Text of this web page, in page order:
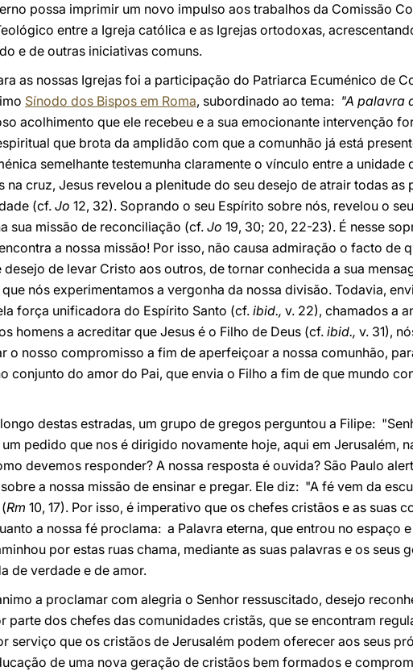
possa imprimir um novo impulso aos trabalhos da Comissão
entre a Igreja católica e as Igrejas ortodoxas,
e de outras iniciativas comuns.
as nossas Igrejas foi a participação do Patriarca Ecuménico de
Sínodo dos Bispos em Roma, subordinado ao tema: "A palavra
acolhimento que ele recebeu e a sua emocionante intervenção
que brota da amplidão com que a comunhão já está
semelhante testemunha claramente o vínculo entre a unidade
na cruz, Jesus revelou a plenitude do seu desejo de atrair todas as
(cf. Jo 12, 32). Soprando o seu Espírito sobre nós, revelou o
sua missão de reconciliação (cf. Jo 19, 30; 20, 22-23). É nesse
a nossa missão! Por isso, não causa admiração o facto de
de levar Cristo aos outros, de tornar conhecida a sua
que nós experimentamos a vergonha da nossa divisão. Todavia,
força unificadora do Espírito Santo (cf. ibid., v. 22), chamados a
homens a acreditar que Jesus é o Filho de Deus (cf. ibid., v. 31),
o nosso compromisso a fim de aperfeiçoar a nossa comunhão,
conjunto do amor do Pai, que envia o Filho a fim de que mundo
destas estradas, um grupo de gregos perguntou a Filipe:
um pedido que nos é dirigido novamente hoje, aqui em Jerusalém,
devemos responder? A nossa resposta é ouvida? São Paulo
a nossa missão de ensinar e pregar. Ele diz: "A fé vem da
Rm 10, 17). Por isso, é imperativo que os chefes cristãos e as suas
a nossa fé proclama: a Palavra eterna, que entrou no espaço
por estas ruas chama, mediante as suas palavras e os seus
de verdade e de amor.
a proclamar com alegria o Senhor ressuscitado, desejo
parte dos chefes das comunidades cristãs, que se encontram
serviço que os cristãos de Jerusalém podem oferecer aos seus
de uma nova geração de cristãos bem formados e